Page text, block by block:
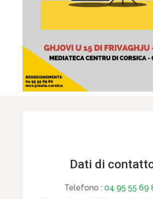
Dati di
Telefono : 04 95 55 69